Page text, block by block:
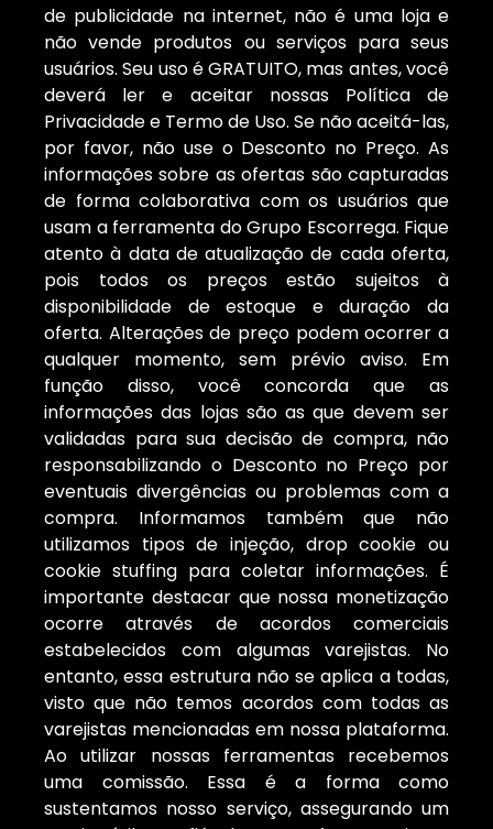
de publicidade na internet, não é uma loja e
não vende produtos ou serviços para seus
usuários. Seu uso é GRATUITO, mas antes, você
deverá ler e aceitar nossas Política de
Privacidade e Termo de Uso. Se não aceitá-las,
por favor, não use o Desconto no Preço. As
informações sobre as ofertas são capturadas
de forma colaborativa com os usuários que
usam a ferramenta do Grupo Escorrega. Fique
atento à data de atualização de cada oferta,
pois todos os preços estão sujeitos à
disponibilidade de estoque e duração da
oferta. Alterações de preço podem ocorrer a
qualquer momento, sem prévio aviso. Em
função disso, você concorda que as
informações das lojas são as que devem ser
validadas para sua decisão de compra, não
responsabilizando o Desconto no Preço por
eventuais divergências ou problemas com a
compra. Informamos também que não
utilizamos tipos de injeção, drop cookie ou
cookie stuffing para coletar informações. É
importante destacar que nossa monetização
ocorre através de acordos comerciais
estabelecidos com algumas varejistas. No
entanto, essa estrutura não se aplica a todas,
visto que não temos acordos com todas as
varejistas mencionadas em nossa plataforma.
Ao utilizar nossas ferramentas recebemos
uma comissão. Essa é a forma como
sustentamos nosso serviço, assegurando um